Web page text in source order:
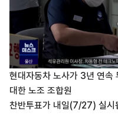
현대자동차 노사가 3년 연속
대한 노조 조합원
찬반투표가 내일(7/27) 실시